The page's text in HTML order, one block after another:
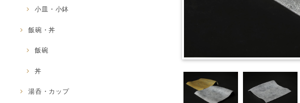
小皿・小鉢
飯碗・丼
飯碗
丼
湯呑・カップ